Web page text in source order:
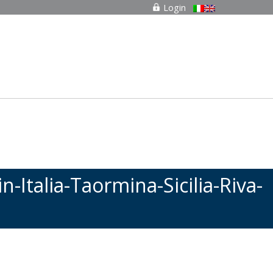
Login
Italia-Taormina-Sicilia-Riva-